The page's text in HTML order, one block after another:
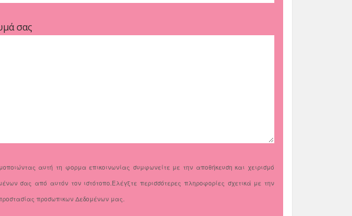
σας
αυτή τη φορμα επικοινωνίας συμφωνείτε με την αποθήκευση και χειρισμό
σας από αυτόν τον ιστότοπο.Ελέγξτε περισσότερες πληροφορίες σχετικά με την
προσωπικων Δεδομένων μας.